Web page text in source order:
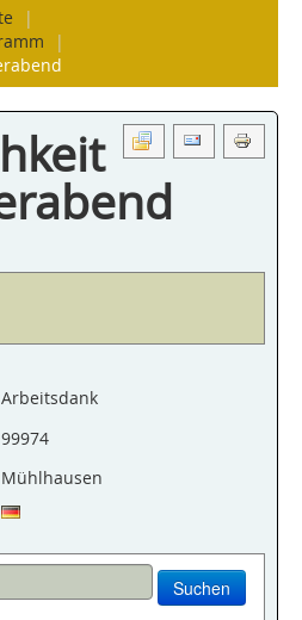
|
|
Arbeitsdank
99974
Mühlhausen
Suchen